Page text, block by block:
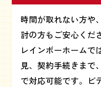
時間が取れない方や
討の方もご安心くだ
レインボーホームで
見、契約手続きまで
で対応可能です。ビ